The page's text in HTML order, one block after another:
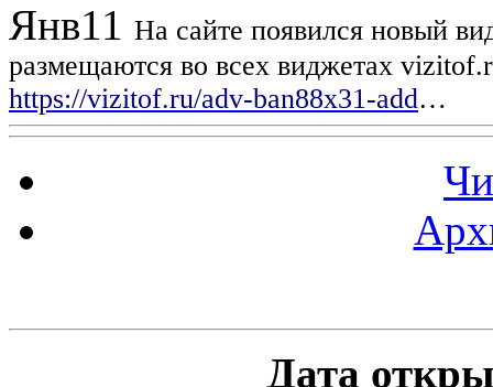
Янв11 На сайте появился новый
размещаются во всех виджетах
https://vizitof.ru/adv-ban88x31-add…
Дата